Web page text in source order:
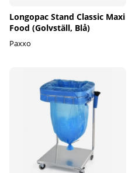
Longopac Stand Classic Maxi
Food (Golvställ, Blå)
Paxxo